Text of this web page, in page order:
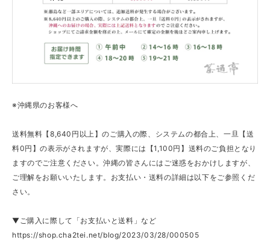
※沖縄県のお客様へ
送料無料【8,640円以上】のご購入の際、システムの都合上、一旦【送
料0円】の表示がされますが、実際には【1,100円】送料のご負担となり
ますのでご注意ください。沖縄の皆さんにはご迷惑をおかけしますが、
ご理解をお願いいたします。お支払い・送料の詳細は以下をご参照くだ
さい。
▼ご購入に際して「お支払いと送料」など
https://shop.cha2tei.net/blog/2023/03/28/000505